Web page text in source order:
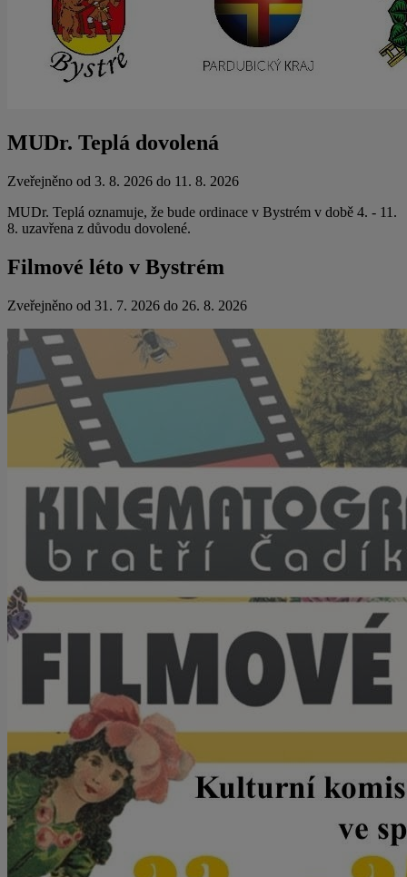
MUDr. Teplá dovolená
Zveřejněno od 3. 8. 2026 do 11. 8. 2026
MUDr. Teplá oznamuje, že bude ordinace v Bystrém v době 4. - 11.
8. uzavřena z důvodu dovolené.
Filmové léto v Bystrém
Zveřejněno od 31. 7. 2026 do 26. 8. 2026